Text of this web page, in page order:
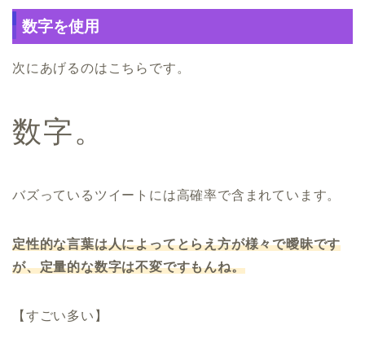
数字を使用
次にあげるのはこちらです。
数字。
バズっているツイートには高確率で含まれています。
定性的な言葉は人によってとらえ方が様々で曖昧です
が、定量的な数字は不変ですもんね。
【すごい多い】